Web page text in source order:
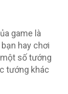
game là
hay chơi
số tướng
tướng khác